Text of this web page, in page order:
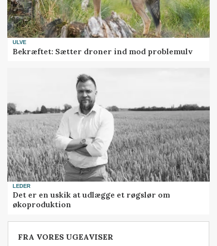
ULVE
Bekræftet: Sætter droner ind mod problemulv
LEDER
Det er en uskik at udlægge et røgslør om
økoproduktion
FRA VORES UGEAVISER